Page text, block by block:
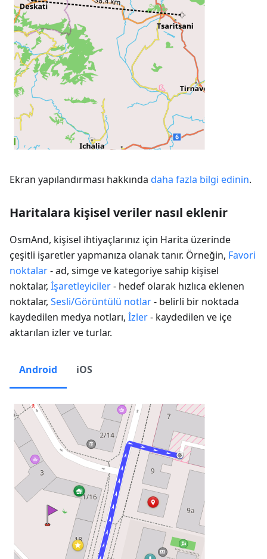
Ekran yapılandırması hakkında daha fazla bilgi edinin.
Haritalara kişisel veriler nasıl eklenir
OsmAnd, kişisel ihtiyaçlarınız için Harita üzerinde
çeşitli işaretler yapmanıza olanak tanır. Örneğin, Favori
noktalar- ad, simge ve kategoriye sahip kişisel
noktalar, İşaretleyiciler- hedef olarak hızlıca eklenen
noktalar, Sesli/Görüntülü notlar- belirli bir noktada
kaydedilen medya notları, İzler- kaydedilen ve içe
aktarılan izler ve turlar.
Android iOS